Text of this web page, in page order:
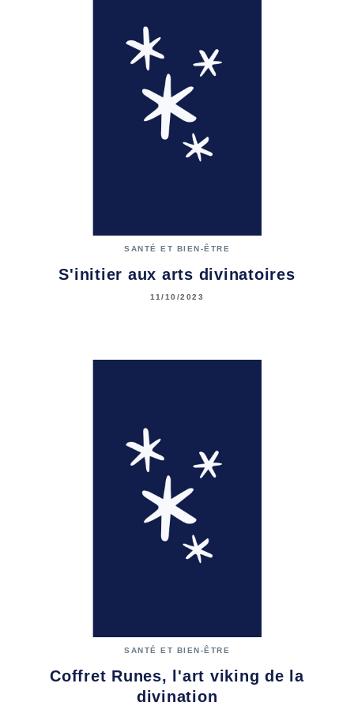
SANTÉ ET BIEN-ÊTRE
S'initier aux arts divinatoires
11/10/2023
SANTÉ ET BIEN-ÊTRE
Coffret Runes, l'art viking de la
divination